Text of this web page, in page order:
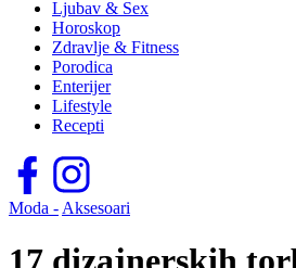
Ljubav & Sex
Horoskop
Zdravlje & Fitness
Porodica
Enterijer
Lifestyle
Recepti
Moda - Aksesoari